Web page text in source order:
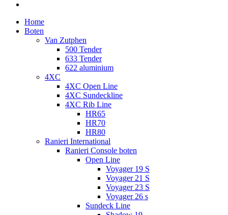
Home
Boten
Van Zutphen
500 Tender
633 Tender
622 aluminium
4XC
4XC Open Line
4XC Sundeckline
4XC Rib Line
HR65
HR70
HR80
Ranieri International
Ranieri Console boten
Open Line
Voyager 19 S
Voyager 21 S
Voyager 23 S
Voyager 26 s
Sundeck Line